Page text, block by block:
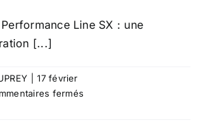
Line SX : une
[...]
17 février
ferméssur